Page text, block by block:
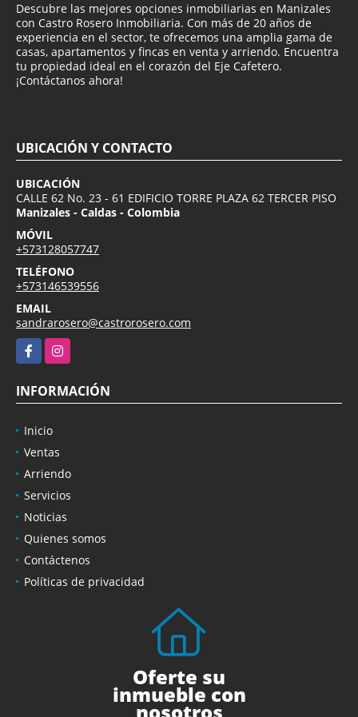
Descubre las mejores opciones inmobiliarias en Manizales
con Castro Rosero Inmobiliaria. Con más de 20 años de
experiencia en el sector, te ofrecemos una amplia gama de
casas, apartamentos y fincas en venta y arriendo. Encuentra
tu propiedad ideal en el corazón del Eje Cafetero.
¡Contáctanos ahora!
UBICACIÓN Y CONTACTO
UBICACIÓN
CALLE 62 No. 23 - 61 EDIFICIO TORRE PLAZA 62 TERCER PISO
Manizales - Caldas - Colombia
MÓVIL
+573128057747
TELÉFONO
+573146539556
EMAIL
sandrarosero@castrorosero.com
FacebookInstagram
INFORMACIÓN
Inicio
Ventas
Arriendo
Servicios
Noticias
Quienes somos
Contáctenos
Políticas de privacidad
Oferte su
inmueble con